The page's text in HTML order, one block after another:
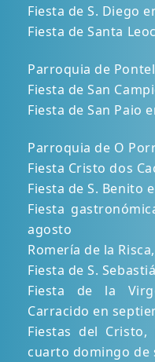
Fiesta de S. Diego
Fiesta de Santa
Parroquia de
Fiesta de San
Fiesta de San Paio
Parroquia de O
Fiesta Cristo dos
Fiesta de S. Benito
Fiesta
agosto
Romería de la
Fiesta de S.
Fiesta de la
Carracido en
Fiestas del
cuarto domingo de